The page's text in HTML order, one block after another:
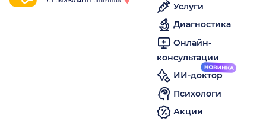
Услуги
Диагностика
Онлайн-
консультации
ИИ-доктор
Психологи
Акции